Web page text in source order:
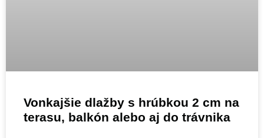
Vonkajšie dlažby s hrúbkou 2 cm na
terasu, balkón alebo aj do trávnika